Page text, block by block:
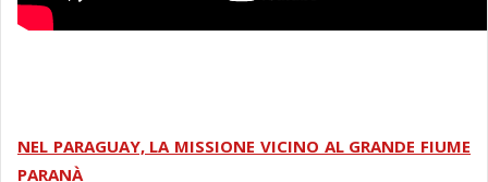
NEL PARAGUAY, LA MISSIONE VICINO AL GRANDE FIUME
PARANÀ